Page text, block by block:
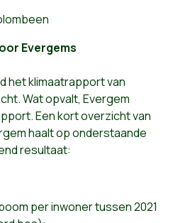
Evergems
het klimaatrapport van
Wat opvalt, Evergem
Een kort overzicht van
haalt op onderstaande
resultaat:
per inwoner tussen 2021